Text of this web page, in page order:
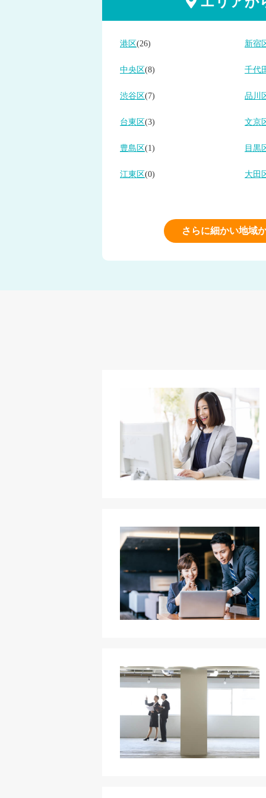
港区(26) 新宿
中央区(8) 千代
渋谷区(7) 品川
台東区(3) 文京
豊島区(1) 目黒
江東区(0) 大田
さらに細かい地域